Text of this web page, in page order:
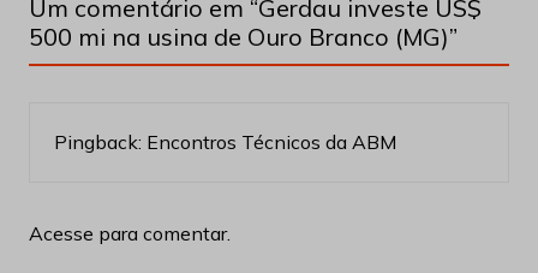
Um comentário em “Gerdau investe US$
500 mi na usina de Ouro Branco (MG)”
Pingback: Encontros Técnicos da ABM
Acesse para comentar.